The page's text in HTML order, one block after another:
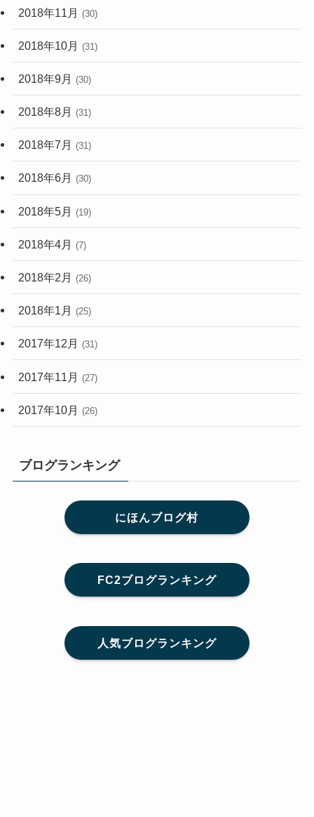
2018年11月 (30)
2018年10月 (31)
2018年9月 (30)
2018年8月 (31)
2018年7月 (31)
2018年6月 (30)
2018年5月 (19)
2018年4月 (7)
2018年2月 (26)
2018年1月 (25)
2017年12月 (31)
2017年11月 (27)
2017年10月 (26)
ブログランキング
にほんブログ村
FC2ブログランキング
人気ブログランキング